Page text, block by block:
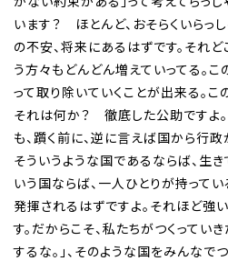
います？ ほとんど、おそらくいらっ
の不安、将来にあるはずです。それ
う方々もどんどん増えていってる。
って取り除いていくことが出来る。こ
それは何か？ 徹底した公助ですよ。
も、躓く前に、逆に言えば国から行
そういうような国であるならば、生
いう国ならば、一人ひとりが持って
発揮されるはずですよ。それほど強
す。だからこそ、私たちがつくってい
するな。」、そのような国をみんなで